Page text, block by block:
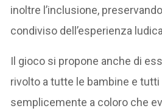
inoltre l’inclusione,
condiviso dell’esperienza
Il gioco si propone anche di
rivolto a tutte le bambine e tutti
semplicemente a coloro che